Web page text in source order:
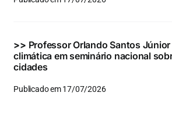
>> Professor Orlando Santos
climática em seminário nacional
cidades
Publicado em 17/07/2026